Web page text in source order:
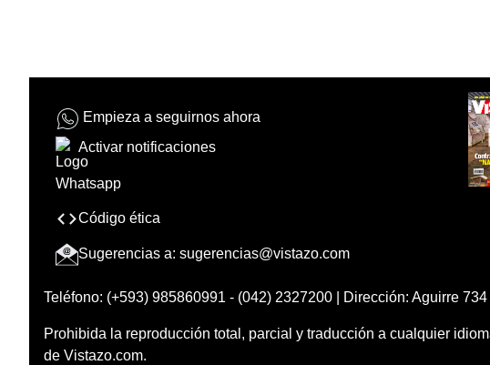
Empieza a seguirnos ahora
Activar notificaciones
Código ética
Sugerencias a: sugerencias@vistazo.com
Teléfono: (+593) 985860991 - (042) 2327200 | Dirección: Aguirre
Prohibida la reproducción total, parcial y traducción a cualquier
de Vistazo.com.